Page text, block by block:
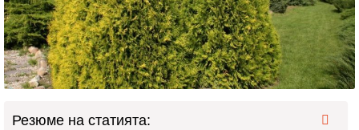
Резюме на статията: